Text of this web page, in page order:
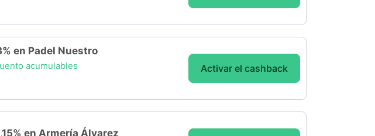
en Padel Nuestro
acumulables Activar el cashback
en Armería Álvarez